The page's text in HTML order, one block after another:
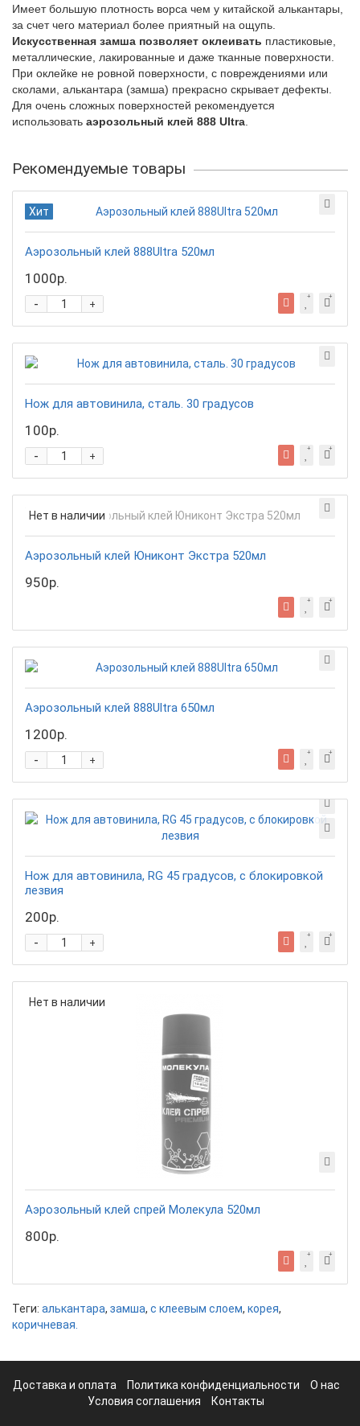
Имеет большую плотность ворса чем у китайской алькантары,
за счет чего материал более приятный на ощупь.
Искусственная замша позволяет оклеивать пластиковые,
металлические, лакированные и даже тканные поверхности.
При оклейке не ровной поверхности, с повреждениями или
сколами, алькантара (замша) прекрасно скрывает дефекты.
Для очень сложных поверхностей рекомендуется
использовать аэрозольный клей 888 Ultra
Рекомендуемые товары
Хит
Аэрозольный клей 888Ultra 520мл
1000р.
+
-
Нож для автовинила, сталь. 30 градусов
100р.
+
-
Нет в наличии
Аэрозольный клей Юниконт Экстра 520мл
950р.
Аэрозольный клей 888Ultra 650мл
1200р.
+
-
Нож для автовинила, RG 45 градусов, с блокировкой
лезвия
200р.
+
-
Нет в наличии
Аэрозольный клей спрей Молекула 520мл
800р.
Теги: алькантара, замша, с клеевым слоем, корея,
коричневая.
Доставка и оплата Политика конфиденциальности
О нас
Условия соглашения
Контакты